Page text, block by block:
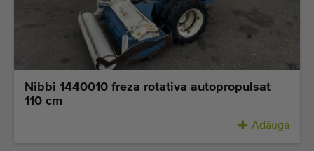
Nibbi 1440010 freza rotativa autopropulsat
110 cm
Adăuga